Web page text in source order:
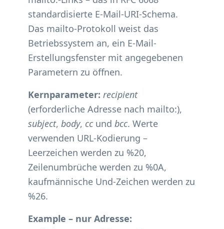
standardisierte E-Mail-URI-Schema.
Das mailto-Protokoll weist das
Betriebssystem an, ein E-Mail-
Erstellungsfenster mit angegebenen
Parametern zu öffnen.
Kernparameter: recipient
(erforderliche Adresse nach mailto:),
subject, body, cc und bcc. Werte
verwenden URL-Kodierung –
Leerzeichen werden zu %20,
Zeilenumbrüche werden zu %0A,
kaufmännische Und-Zeichen werden zu
%26.
Example – nur Adresse: